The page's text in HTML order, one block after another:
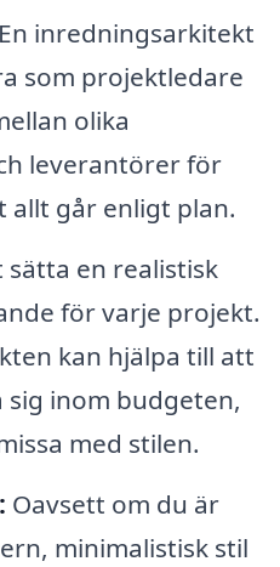
En inredningsarkitekt
som projektledare
olika
leverantörer för
allt går enligt plan.
sätta en realistisk
för varje projekt.
kan hjälpa till att
sig inom budgeten,
med stilen.
Oavsett om du är
minimalistisk stil